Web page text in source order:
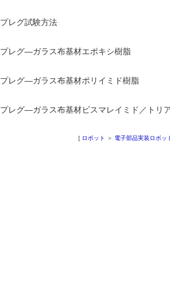
レグ試験方法
レグ―ガラス布基材エポキシ樹脂
レグ―ガラス布基材ポリイミド樹脂
レグ―ガラス布基材ビスマレイミド／トリ
[ ロボット ＞ 電子部品実装ロボッ